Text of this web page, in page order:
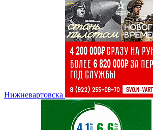
Нижневартовска